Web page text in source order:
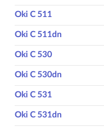
Oki C 511
Oki C 511dn
Oki C 530
Oki C 530dn
Oki C 531
Oki C 531dn